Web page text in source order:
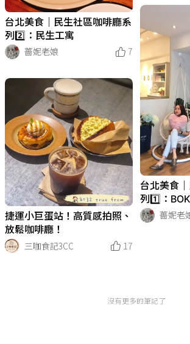
台北美食｜民生社區咖啡廳系
列2️⃣：民生工寓
薔妮老娘
7
台北美食
列1️⃣：
薔妮老
捷運小巨蛋站！高質感拍照、
放鬆咖啡廳！
三咖食記3CC
17
沒有更多的筆記了